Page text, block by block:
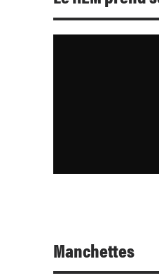
Manchettes